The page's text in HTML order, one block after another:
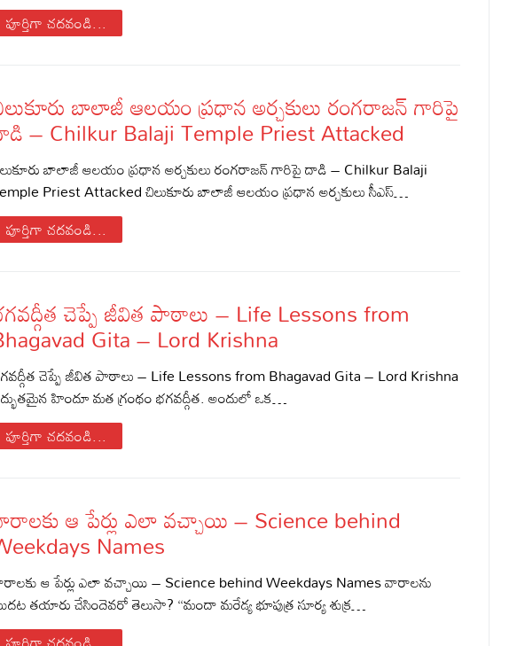
పూర్తిగా చదవండి...
బాలాజీ ఆలయం ప్రధాన అర్చకులు రంగరాజన్‌ గారిపై
– Chilkur Balaji Temple Priest Attacked
బాలాజీ ఆలయం ప్రధాన అర్చకులు రంగరాజన్‌ గారిపై దాడి – Chilkur Balaji
Priest Attacked చిలుకూరు బాలాజీ ఆలయం ప్రధాన అర్చకులు సీఎస్‌…
పూర్తిగా చదవండి...
చెప్పే జీవిత పాఠాలు – Life Lessons from
Gita – Lord Krishna
చెప్పే జీవిత పాఠాలు – Life Lessons from Bhagavad Gita – Lord Krishna
హిందూ మత గ్రంథం భగవద్గీత. అందులో ఒక…
పూర్తిగా చదవండి...
ఆ పేర్లు ఎలా వచ్చాయి – Science behind
Names
ఆ పేర్లు ఎలా వచ్చాయి – Science behind Weekdays Names వారాలను
తయారు చేసిందెవరో తెలుసా? “మందా మరేడ్య భూపుత్ర సూర్య శుక్ర…